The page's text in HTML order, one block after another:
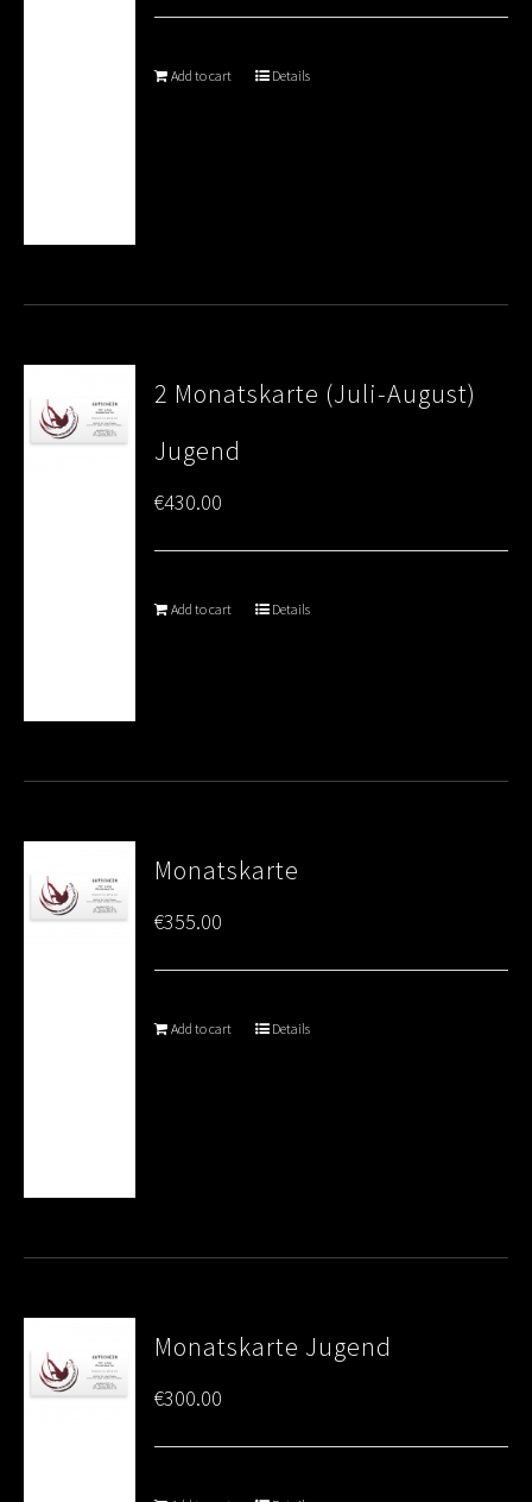
Add to cart Details
2 Monatskarte (Juli-August)
Jugend
€430.00
Add to cart Details
Monatskarte
€355.00
Add to cart Details
Monatskarte Jugend
€300.00